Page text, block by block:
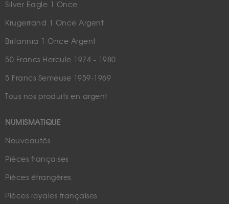
Silver Eagle 1 Once
Krugerrand 1 Once Argent
Britannia 1 Once Argent
50 Francs Hercule 1974 - 1980
5 Francs Semeuse 1959-1969
Tous nos produits en argent
NUMISMATIQUE
Nouveautés
Pièces françaises
Pièces étrangères
Pièces royales françaises